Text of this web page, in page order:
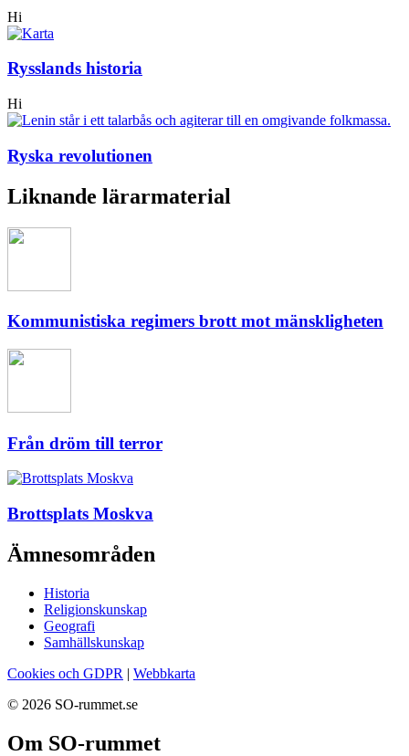
Hi
Rysslands historia
Hi
Ryska revolutionen
Liknande lärarmaterial
Kommunistiska regimers brott mot mänskligheten
Från dröm till terror
Brottsplats Moskva
Ämnesområden
Historia
Religionskunskap
Geografi
Samhällskunskap
Cookies och GDPR | Webbkarta
© 2026 SO-rummet.se
Om SO-rummet